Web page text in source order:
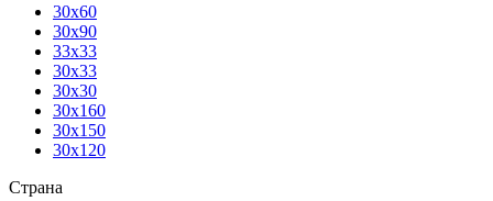
30х60
30х90
33х33
30х33
30х30
30х160
30х150
30х120
Страна